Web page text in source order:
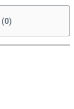
(0)